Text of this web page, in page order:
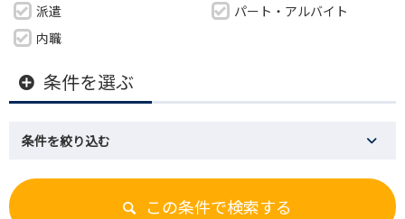
派遣
パート・アルバイト
内職
条件を選ぶ
条件を絞り込む
この条件で検索する